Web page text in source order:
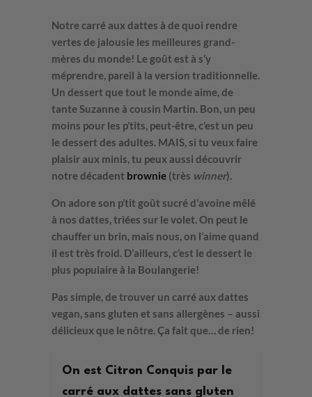
Notre carré aux dattes à de quoi rendre
vertes de jalousie les meilleures grand-
mères du monde! Le goût est à s’y
méprendre, pareil à la version traditionnelle.
Un dessert que tout le monde aime, de
tante Suzanne à cousin Martin. Bon, un peu
moins pour les p’tits, peut-être, c’est un peu
le dessert des adultes. MAIS, si tu veux faire
plaisir aux minis, tu peux aussi découvrir
notre décadent brownie (très winner).
On adore son p’tit goût sucré d’avoine mêlé
à nos dattes, triées sur le volet.On peut le
chauffer un brin, mais nous, on l’aime quand
il est très froid. D’ailleurs, c’est le dessert le
plus populaire à la Boulangerie!
Pas simple, de trouver un carré aux dattes
vegan, sans gluten et sans allergènes – aussi
délicieux que le nôtre. Ça fait que… de rien!
On est Citron Conquis par le
carré aux dattes sans gluten